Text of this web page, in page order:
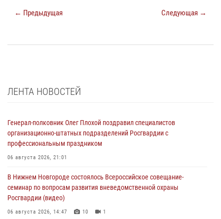
← Предыдущая Следующая →
ЛЕНТА НОВОСТЕЙ
Генерал-полковник Олег Плохой поздравил специалистов
организационно-штатных подразделений Росгвардии с
профессиональным праздником
06 августа 2026, 21:01
В Нижнем Новгороде состоялось Всероссийское совещание-
семинар по вопросам развития вневедомственной охраны
Росгвардии (видео)
06 августа 2026, 14:47 10 1